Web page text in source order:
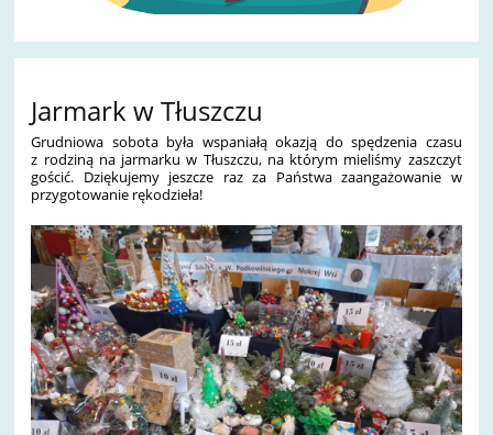
Jarmark w Tłuszczu
Grudniowa sobota była wspaniałą okazją do spędzenia czasu
z rodziną na jarmarku w Tłuszczu, na którym mieliśmy zaszczyt
gościć. Dziękujemy jeszcze raz za Państwa zaangażowanie w
przygotowanie rękodzieła!